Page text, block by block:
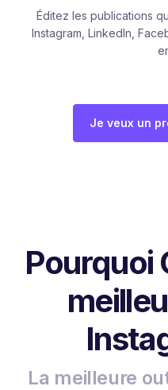
Éditez les publications
Instagram, LinkedIn,
Je veux un
Pourquoi
La meilleure